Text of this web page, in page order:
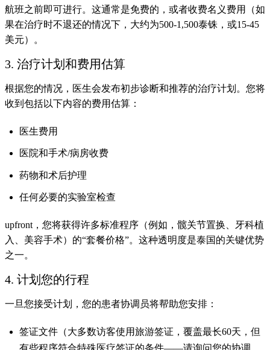
航班之前即可进行。这通常是免费的，或者收费名义费用（如
果在治疗时不退还的情况下，大约为500-1,500泰铢，或15-45
美元）。
3. 治疗计划和费用估算
根据您的情况，医生会发布初步诊断和推荐的治疗计划。您将
收到包括以下内容的费用估算：
医生费用
医院和手术/病房收费
药物和术后护理
任何必要的实验室检查
upfront，您将获得许多标准程序（例如，髋关节置换、牙科植
入、美容手术）的“套餐价格”。这种透明度是泰国的关键优势
之一。
4. 计划您的行程
一旦您接受计划，您的患者协调员将帮助您安排：
签证文件（大多数访客使用旅游签证，覆盖最长60天，但